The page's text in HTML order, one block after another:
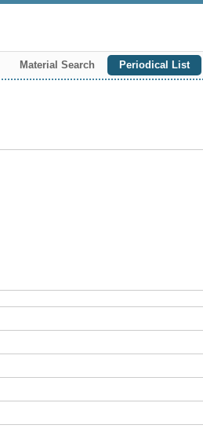
Material Search Periodical List